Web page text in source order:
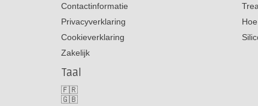
Contactinformatie
Privacyverklaring
Cookieverklaring
Zakelijk
Taal
🇫🇷
🇬🇧